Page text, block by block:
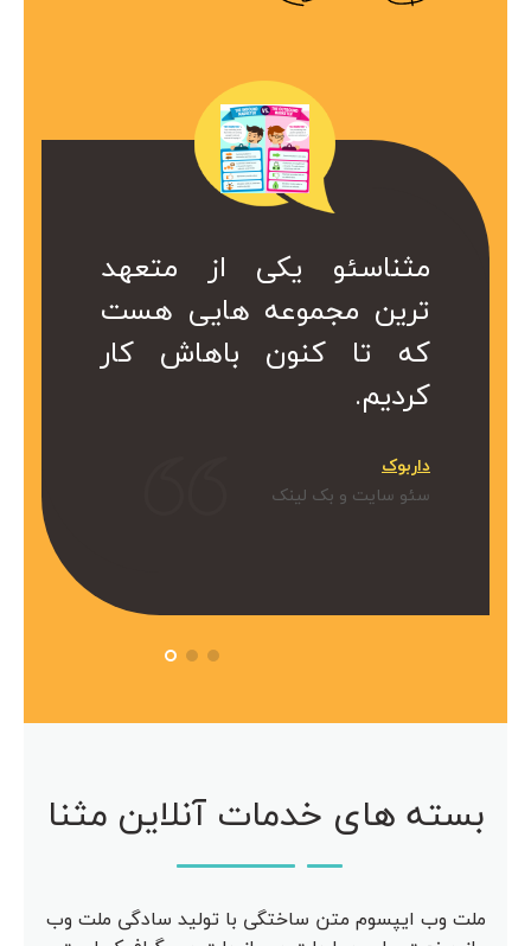
مثناسئو یک
برای ما
هست که
مثناسئو یکی از متعهد
ترین مجموعه هایی هست
که تا کنون باهاش کار
کردیم.
داربوک
سئو سایت و بک لینک
مجموعه در
هست.
کمتر از یک
ارزشمند
کا سال ها
از خدمات
استفاده
از متعهد
هایی هست
باهاش کار
بسته های خدمات آنلاین مثنا
ملت وب ایپسوم متن ساختگی با تولید سادگی ملت وب